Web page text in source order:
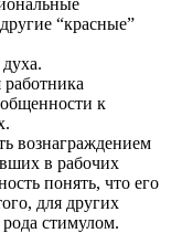
“красные”
к
вознаграждением
в рабочих
понять, что его
для других
рода стимулом.